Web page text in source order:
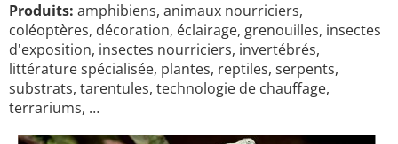
Produits: amphibiens, animaux nourriciers,
coléoptères, décoration, éclairage, grenouilles, insectes
d'exposition, insectes nourriciers, invertébrés,
littérature spécialisée, plantes, reptiles, serpents,
substrats, tarentules, technologie de chauffage,
terrariums, …